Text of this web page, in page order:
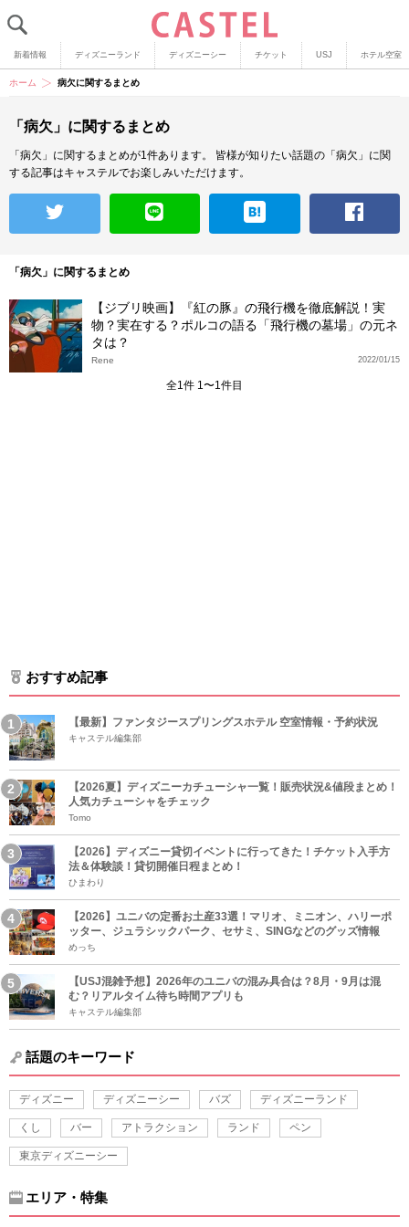
新着情報 ディズニーランド ディズニーシー チケット USJ ホテル空室
ホーム 病欠に関するまとめ
「病欠」に関するまとめ
「病欠」に関するまとめが1件あります。
皆様が知りたい話題の「病欠」に関
する記事はキャステルでお楽しみいただけます。
「病欠」に関するまとめ
【ジブリ映画】『紅の豚』の飛行機を徹底解説！実
物？実在する？ポルコの語る「飛行機の墓場」の元ネ
タは？
2022/01/15
Rene
全1件 1〜1件目
おすすめ記事
【最新】ファンタジースプリングスホテル 空室情報・予約状況
キャステル編集部
【2026夏】ディズニーカチューシャ一覧！販売状況&値段まとめ！
人気カチューシャをチェック
Tomo
【2026】ディズニー貸切イベントに行ってきた！チケット入手方
法＆体験談！貸切開催日程まとめ！
ひまわり
【2026】ユニバの定番お土産33選！マリオ、ミニオン、ハリーポ
ッター、ジュラシックパーク、セサミ、SINGなどのグッズ情報
めっち
【USJ混雑予想】2026年のユニバの混み具合は？8月・9月は混
む？リアルタイム待ち時間アプリも
キャステル編集部
話題のキーワード
ディズニー ディズニーシー バズ ディズニーランド
くし バー アトラクション ランド ペン
東京ディズニーシー
エリア・特集